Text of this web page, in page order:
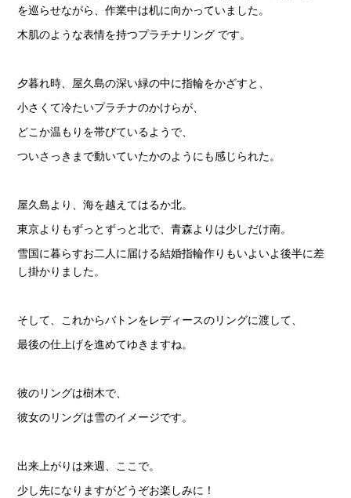
を巡らせながら、作業中は机に向かっていました。
木肌のような表情を持つプラチナリング です。
夕暮れ時、屋久島の深い緑の中に指輪をかざすと、
小さくて冷たいプラチナのかけらが、
どこか温もりを帯びているようで、
ついさっきまで動いていたかのようにも感じられた。
屋久島より、海を越えてはるか北。
東京よりもずっとずっと北で、青森よりは少しだけ南。
雪国に暮らすお二人に届ける結婚指輪作りもいよいよ後半に差
し掛かりました。
そして、これからバトンをレディースのリングに渡して、
最後の仕上げを進めてゆきますね。
彼のリングは樹木で、
彼女のリングは雪のイメージです。
出来上がりは来週、ここで。
少し先になりますがどうぞお楽しみに！